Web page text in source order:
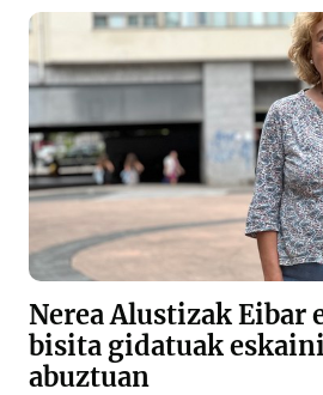
Nerea Alustizak Eibar
bisita gidatuak
abuztuan